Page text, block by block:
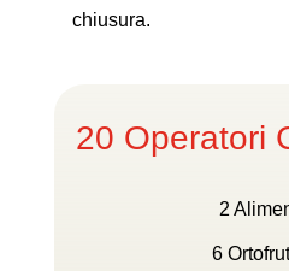
chiusura.
20 Operatori
2
6